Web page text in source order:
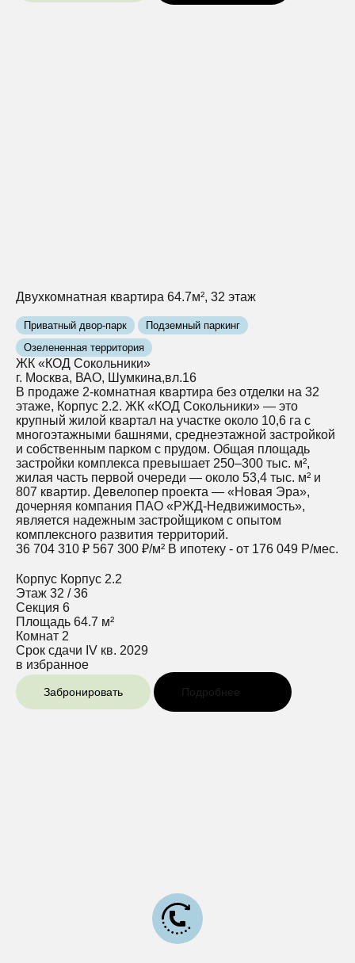
Двухкомнатная квартира 64.7м², 32 этаж
Приватный двор-парк
Подземный паркинг
Озелененная территория
ЖК «КОД Сокольники»
г. Москва, ВАО, Шумкина,вл.16
В продаже 2-комнатная квартира без отделки на 32
этаже, Корпус 2.2. ЖК «КОД Сокольники» — это
крупный жилой квартал на участке около 10,6 га с
многоэтажными башнями, среднеэтажной застройкой
и собственным парком с прудом. Общая площадь
застройки комплекса превышает 250–300 тыс. м²,
жилая часть первой очереди — около 53,4 тыс. м² и
807 квартир. Девелопер проекта — «Новая Эра»,
дочерняя компания ПАО «РЖД‑Недвижимость»,
является надежным застройщиком с опытом
комплексного развития территорий.
36 704 310 ₽ 567 300 ₽/м² В ипотеку - от 176 049 Р/мес.
Корпус Корпус 2.2
Этаж 32 / 36
Секция 6
Площадь 64.7 м²
Комнат 2
Срок сдачи IV кв. 2029
в избранное
Забронировать Подробнее